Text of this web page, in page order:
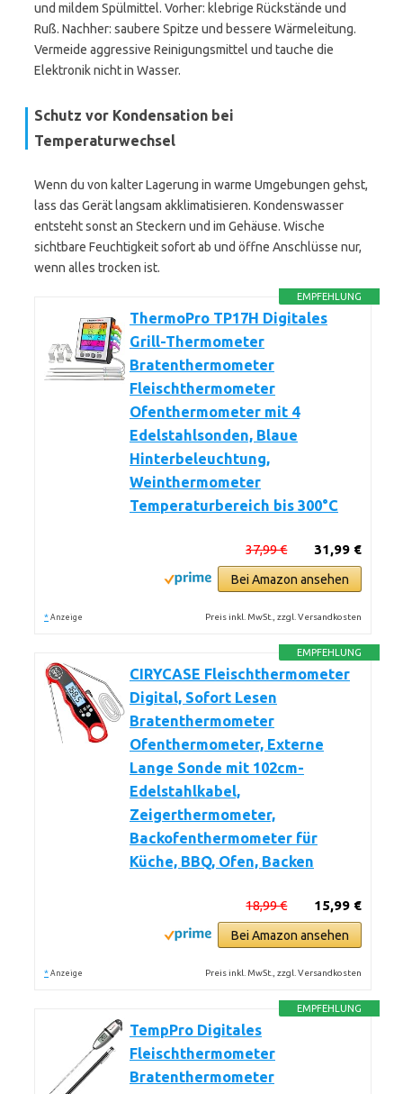
und mildem Spülmittel. Vorher: klebrige Rückstände und
Ruß. Nachher: saubere Spitze und bessere Wärmeleitung.
Vermeide aggressive Reinigungsmittel und tauche die
Elektronik nicht in Wasser.
Schutz vor Kondensation bei
Temperaturwechsel
Wenn du von kalter Lagerung in warme Umgebungen gehst,
lass das Gerät langsam akklimatisieren. Kondenswasser
entsteht sonst an Steckern und im Gehäuse. Wische
sichtbare Feuchtigkeit sofort ab und öffne Anschlüsse nur,
wenn alles trocken ist.
EMPFEHLUNG
ThermoPro TP17H Digitales
Grill-Thermometer
Bratenthermometer
Fleischthermometer
Ofenthermometer mit 4
Edelstahlsonden, Blaue
Hinterbeleuchtung,
Weinthermometer
Temperaturbereich bis 300°C
31,99 €
37,99 €
Bei Amazon ansehen
* Anzeige Preis inkl. MwSt., zzgl. Versandkosten
EMPFEHLUNG
CIRYCASE Fleischthermometer
Digital, Sofort Lesen
Bratenthermometer
Ofenthermometer, Externe
Lange Sonde mit 102cm-
Edelstahlkabel,
Zeigerthermometer,
Backofenthermometer für
Küche, BBQ, Ofen, Backen
15,99 €
18,99 €
Bei Amazon ansehen
* Anzeige Preis inkl. MwSt., zzgl. Versandkosten
EMPFEHLUNG
TempPro Digitales
Fleischthermometer
Bratenthermometer